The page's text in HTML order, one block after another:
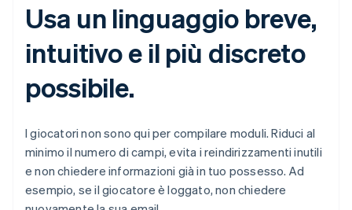
Usa un linguaggio breve,
intuitivo e il più discreto
possibile.
I giocatori non sono qui per compilare moduli. Riduci al
minimo il numero di campi, evita i reindirizzamenti inutili
e non chiedere informazioni già in tuo possesso. Ad
esempio, se il giocatore è loggato, non chiedere